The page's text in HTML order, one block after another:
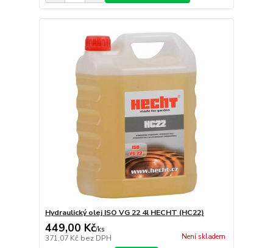
Hydraulický olej ISO VG 22 4l HECHT (HC22)
449,00 Kč/ks
371,07 Kč bez DPH Není skladem